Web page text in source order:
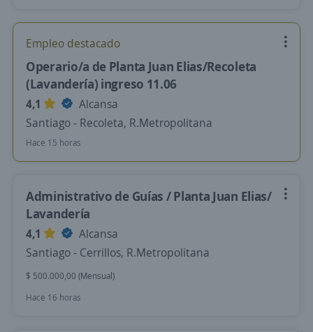
Empleo destacado
Operario/a de Planta Juan Elias/Recoleta
(Lavandería) ingreso 11.06
4,1
Alcansa
Santiago - Recoleta, R.Metropolitana
Hace 15 horas
Administrativo de Guías / Planta Juan Elias/
Lavandería
4,1
Alcansa
Santiago - Cerrillos, R.Metropolitana
$ 500.000,00 (Mensual)
Hace 16 horas